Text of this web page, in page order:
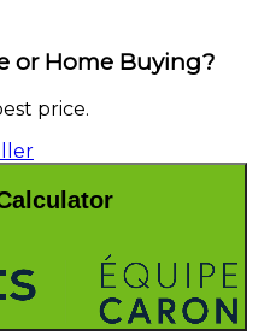
or Home Buying?
price.